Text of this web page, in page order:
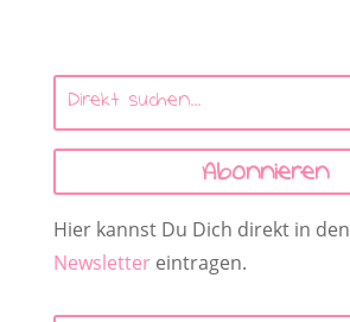
Abonnieren
Hier kannst Du Dich direkt in den
Newslettereintragen.